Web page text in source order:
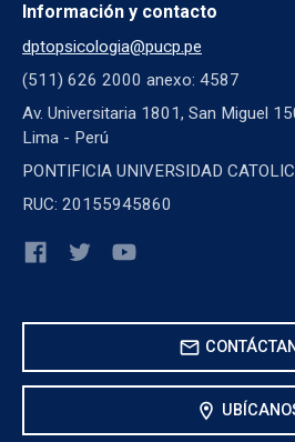
Información y contacto
dptopsicologia@pucp.pe
(511) 626 2000 anexo: 4587
Av. Universitaria 1801, San Miguel
Lima - Perú
PONTIFICIA UNIVERSIDAD
RUC: 20155945860
mail
location_on